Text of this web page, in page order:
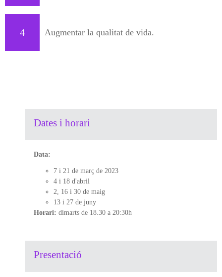
4 Augmentar la qualitat de vida.
Dates i horari
Data:
7 i 21 de març de 2023
4 i 18 d'abril
2, 16 i 30 de maig
13 i 27 de juny
Horari: dimarts de 18.30 a 20:30h
Presentació